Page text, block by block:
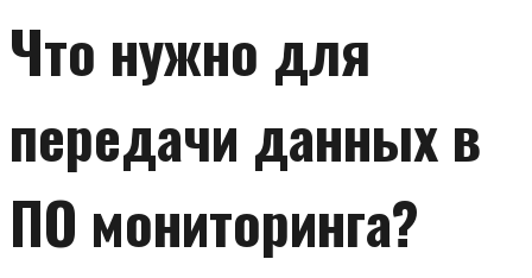
Что нужно для
передачи данных в
ПО мониторинга?